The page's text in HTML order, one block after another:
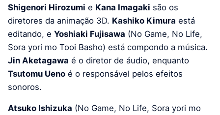
Shigenori Hirozumi e Kana Imagaki são os
diretores da animação 3D. Kashiko Kimura está
editando, e Yoshiaki Fujisawa (No Game, No Life,
Sora yori mo Tooi Basho) está compondo a música.
Jin Aketagawa é o diretor de áudio, enquanto
Tsutomu Ueno é o responsável pelos efeitos
sonoros.
Atsuko Ishizuka (No Game, No Life, Sora yori mo